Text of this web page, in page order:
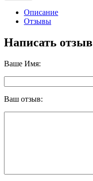
Описание
Отзывы
Написать отзыв
Ваше Имя:
Ваш отзыв: